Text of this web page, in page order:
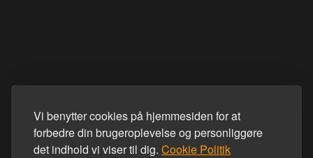
Vi benytter cookies på hjemmesiden for at
forbedre din brugeroplevelse og personliggøre
det indhold vi viser til dig. Cookie Politik